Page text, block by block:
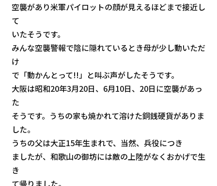
空襲があり米軍パイロットの顔が見えるほどまで接近し
て
いたそうです。
みんな空襲警報で陰に隠れているとき母が少し動いただ
け
で「動かんとって!!」と叫ぶ声がしたそうです。
大阪は昭和20年3月20日、6月10日、20日に空襲があっ
た
そうです。うちの家も焼かれて溶けた銅銭硬貨がありま
した。
うちの父は大正15年生まれで、当然、兵役につき
ましたが、和歌山の御坊には敵の上陸がなくおかげで生
き
て帰りました。